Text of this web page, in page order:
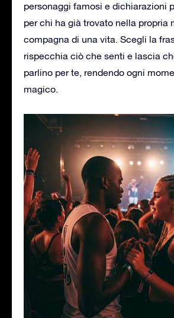
personaggi famosi e dichiarazioni
per chi ha già trovato nella propria
compagna di una vita. Scegli la
rispecchia ciò che senti e lascia
parlino per te, rendendo ogni
magico.